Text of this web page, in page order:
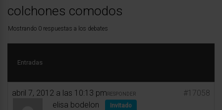
colchones comodos
Mostrando 0 respuestas a los debates
Entradas
abril 7, 2012 a las 10:13 pm #17058
RESPONDER
elisa bodelon Invitado